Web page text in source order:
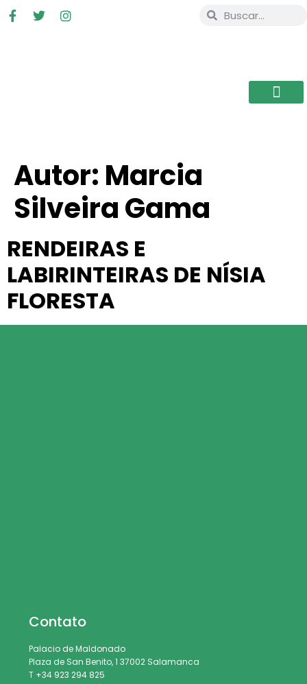
Autor: Marcia
Silveira Gama
RENDEIRAS E
LABIRINTEIRAS DE NÍSIA
FLORESTA
Contato
Palacio de Maldonado
Plaza de San Benito, 1 37002 Salamanca
T +34 923 294 825